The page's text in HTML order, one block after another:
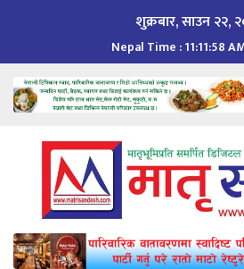
शुक्रबार, साउन २२,
Nepal Time :11:11:59